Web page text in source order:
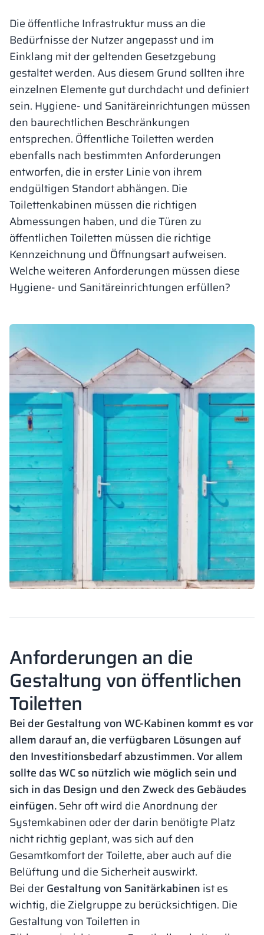
Vela
Metallschränke
Bänke und
Schlösser für
Trennwände
Lamellen
Altus
Vitral
L-Typ-Schränke
Vollständiges
Zulassungen,
Materialien
Karte aller
Die öffentliche Infrastruktur muss an die
Bedürfnisse der Nutzer angepasst und im
Einklang mit der geltenden Gesetzgebung
gestaltet werden. Aus diesem Grund sollten ihre
einzelnen Elemente gut durchdacht und definiert
sein. Hygiene- und Sanitäreinrichtungen müssen
den baurechtlichen Beschränkungen
entsprechen. Öffentliche Toiletten werden
ebenfalls nach bestimmten Anforderungen
entworfen, die in erster Linie von ihrem
endgültigen Standort abhängen. Die
Toilettenkabinen müssen die richtigen
Abmessungen haben, und die Türen zu
öffentlichen Toiletten müssen die richtige
Kennzeichnung und Öffnungsart aufweisen.
Welche weiteren Anforderungen müssen diese
Hygiene- und Sanitäreinrichtungen erfüllen?
Anforderungen an die
Gestaltung von öffentlichen
Toiletten
Bei der Gestaltung von WC-Kabinen kommt es vor
allem darauf an, die verfügbaren Lösungen auf
den Investitionsbedarf abzustimmen. Vor allem
sollte das WC so nützlich wie möglich sein und
sich in das Design und den Zweck des Gebäudes
einfügen.Sehr oft wird die Anordnung der
Systemkabinen oder der darin benötigte Platz
nicht richtig geplant, was sich auf den
Gesamtkomfort der Toilette, aber auch auf die
Belüftung und die Sicherheit auswirkt.
Bei derGestaltung von Sanitärkabinen ist es
wichtig, die Zielgruppe zu berücksichtigen. Die
Gestaltung von Toiletten in